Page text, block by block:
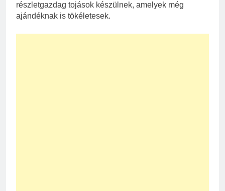
részletgazdag tojások készülnek, amelyek még
ajándéknak is tökéletesek.